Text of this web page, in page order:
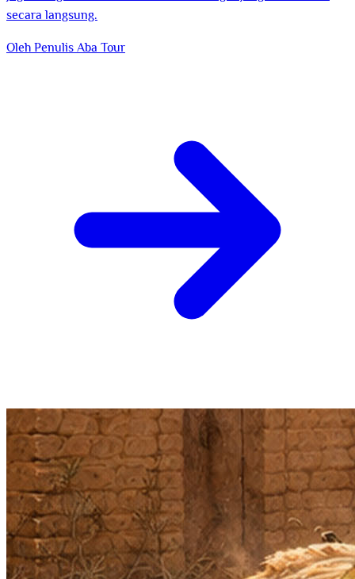
secara langsung.
Oleh PenulisAba Tour